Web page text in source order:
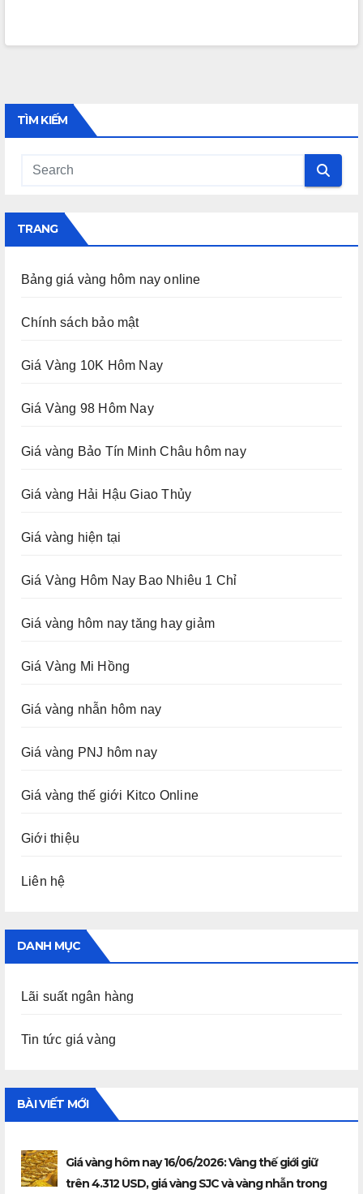
TÌM KIẾM
TRANG
Bảng giá vàng hôm nay online
Chính sách bảo mật
Giá Vàng 10K Hôm Nay
Giá Vàng 98 Hôm Nay
Giá vàng Bảo Tín Minh Châu hôm nay
Giá vàng Hải Hậu Giao Thủy
Giá vàng hiện tại
Giá Vàng Hôm Nay Bao Nhiêu 1 Chỉ
Giá vàng hôm nay tăng hay giảm
Giá Vàng Mi Hồng
Giá vàng nhẫn hôm nay
Giá vàng PNJ hôm nay
Giá vàng thế giới Kitco Online
Giới thiệu
Liên hệ
DANH MỤC
Lãi suất ngân hàng
Tin tức giá vàng
BÀI VIẾT MỚI
Giá vàng hôm nay 16/06/2026: Vàng thế giới giữ
trên 4.312 USD, giá vàng SJC và vàng nhẫn trong